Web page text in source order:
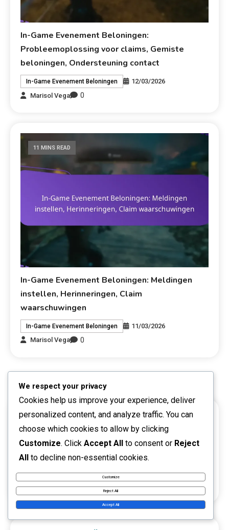
In-Game Evenement Beloningen:
Probleemoplossing voor claims, Gemiste
beloningen, Ondersteuning contact
In-Game Evenement Beloningen
12/03/2026
Marisol Vega
0
11 MINS READ
In-Game Evenement Beloningen: Meldingen
instellen, Herinneringen, Claim
waarschuwingen
In-Game Evenement Beloningen
11/03/2026
Marisol Vega
0
LINKS
Ons verhaal
Neem contact met ons op
Blogberichten
We respect your privacy
Cookies help us improve your experience, deliver
personalized content, and analyze traffic. You can
choose which cookies to allow by clicking
Customize. Click Accept All to consent or Reject
All to decline non-essential cookies.
Customize
Reject All
Accept All